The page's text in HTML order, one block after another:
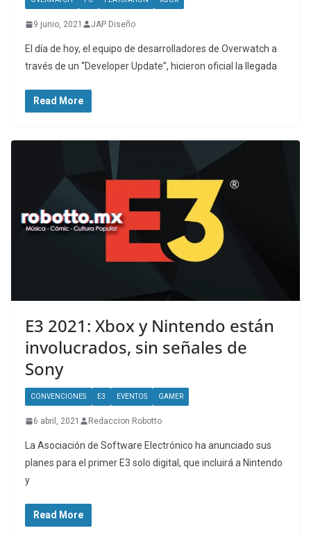
9 junio, 2021 JAP Diseño
El día de hoy, el equipo de desarrolladores de Overwatch a
través de un “Developer Update”, hicieron oficial la llegada
Read More
E3 2021: Xbox y Nintendo están
involucrados, sin señales de
Sony
CONVENCIONES E3 EVENTOS GAMER
6 abril, 2021 Redaccion Robotto
La Asociación de Software Electrónico ha anunciado sus
planes para el primer E3 solo digital, que incluirá a Nintendo
y
Read More